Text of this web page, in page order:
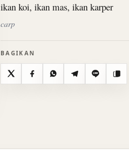
ikan koi, ikan mas, ikan karper
carp
BAGIKAN
X FacebookWhatsAppTelegramLine Salin